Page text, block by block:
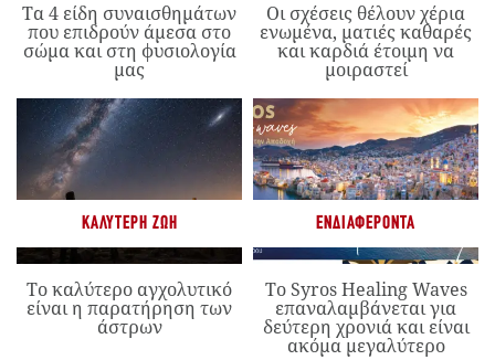
Τα 4 είδη συναισθημάτων
που επιδρούν άμεσα στο
σώμα και στη φυσιολογία
μας
Οι σχέσεις θέλουν χέρια
ενωμένα, ματιές καθαρές
και καρδιά έτοιμη να
μοιραστεί
ΚΑΛΎΤΕΡΗ ΖΩΉ
Το καλύτερο αγχολυτικό
είναι η παρατήρηση των
άστρων
ΕΝΔΙΑΦΈΡΟΝΤΑ
Το Syros Healing Waves
επαναλαμβάνεται για
δεύτερη χρονιά και είναι
ακόμα μεγαλύτερο